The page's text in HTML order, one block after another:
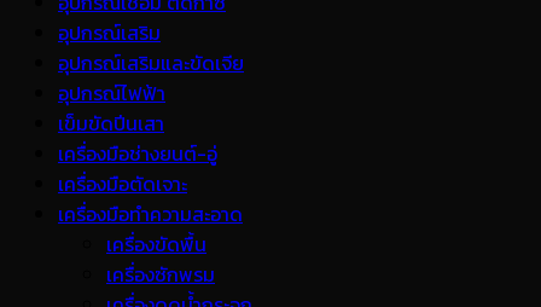
อุปกรณ์เสริม
อุปกรณ์เสริมและขัดเจีย
อุปกรณ์ไฟฟ้า
เข็มขัดปีนเสา
เครื่องมือช่างยนต์-อู่
เครื่องมือตัดเจาะ
เครื่องมือทำความสะอาด
เครื่องขัดพื้น
เครื่องซักพรม